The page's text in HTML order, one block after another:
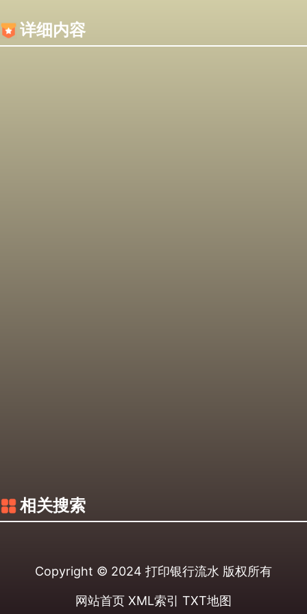
详细内容
相关搜索
Copyright © 2024 打印银行流水 版权所有
网站首页 XML索引 TXT地图